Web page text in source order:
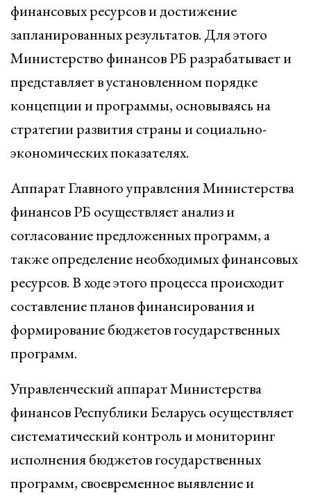
финансовых ресурсов и достижение
запланированных результатов. Для этого
Министерство финансов РБ разрабатывает и
представляет в установленном порядке
концепции и программы, основываясь на
стратегии развития страны и социально-
экономических показателях.
Аппарат Главного управления Министерства
финансов РБ осуществляет анализ и
согласование предложенных программ, а
также определение необходимых финансовых
ресурсов. В ходе этого процесса происходит
составление планов финансирования и
формирование бюджетов государственных
программ.
Управленческий аппарат Министерства
финансов Республики Беларусь осуществляет
систематический контроль и мониторинг
исполнения бюджетов государственных
программ, своевременное выявление и